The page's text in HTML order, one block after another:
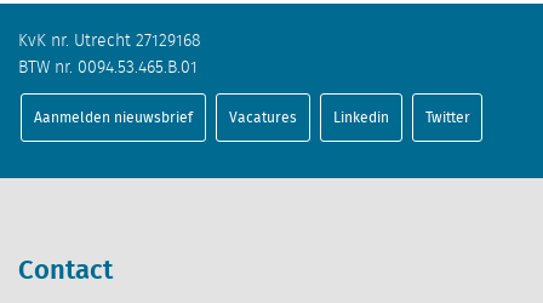
KvK nr. Utrecht 27129168
BTW nr. 0094.53.465.B.01
Aanmelden nieuwsbrief Vacatures Linkedin Twitter
Contact